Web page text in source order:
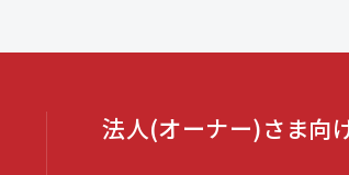
法人(オーナー)さま向